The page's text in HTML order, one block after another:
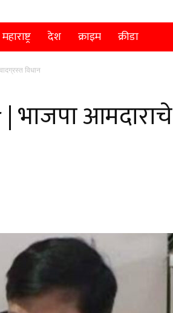
महाराष्ट्र देश क्राइम क्रीडा
विधान
भाजपा आमदाराचे